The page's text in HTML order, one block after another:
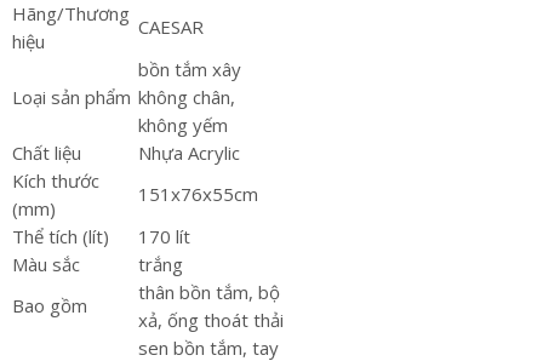
Hãng/Thương
hiệu
CAESAR
Loại sản phẩm
bồn tắm xây
không chân,
không yếm
Chất liệu
Nhựa Acrylic
Kích thước
(mm)
151x76x55cm
Thể tích (lít)
170 lít
Màu sắc
trắng
Bao gồm
thân bồn tắm, bộ
xả, ống thoát thải
sen bồn tắm, tay